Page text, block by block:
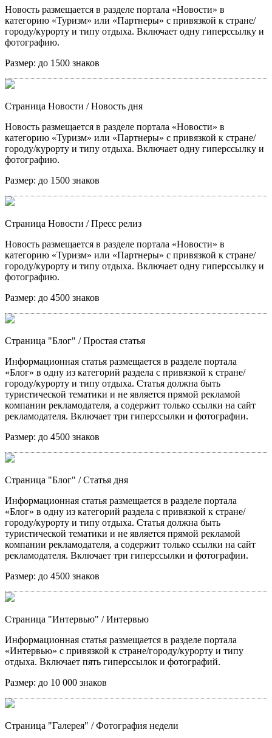
Новость размещается в разделе портала «Новости» в
категорию «Туризм» или «Партнеры» с привязкой к стране/
городу/курорту и типу отдыха. Включает одну гиперссылку и
фотографию.
Размер: до 1500 знаков
Страница Новости / Новость дня
Новость размещается в разделе портала «Новости» в
категорию «Туризм» или «Партнеры» с привязкой к стране/
городу/курорту и типу отдыха. Включает одну гиперссылку и
фотографию.
Размер: до 1500 знаков
Страница Новости / Пресс релиз
Новость размещается в разделе портала «Новости» в
категорию «Туризм» или «Партнеры» с привязкой к стране/
городу/курорту и типу отдыха. Включает одну гиперссылку и
фотографию.
Размер: до 4500 знаков
Страница "Блог" / Простая статья
Информационная статья размещается в разделе портала
«Блог» в одну из категорий раздела с привязкой к стране/
городу/курорту и типу отдыха. Статья должна быть
туристической тематики и не является прямой рекламой
компании рекламодателя, а содержит только ссылки на сайт
рекламодателя. Включает три гиперссылки и фотографии.
Размер: до 4500 знаков
Страница "Блог" / Статья дня
Информационная статья размещается в разделе портала
«Блог» в одну из категорий раздела с привязкой к стране/
городу/курорту и типу отдыха. Статья должна быть
туристической тематики и не является прямой рекламой
компании рекламодателя, а содержит только ссылки на сайт
рекламодателя. Включает три гиперссылки и фотографии.
Размер: до 4500 знаков
Страница "Интервью" / Интервью
Информационная статья размещается в разделе портала
«Интервью» с привязкой к стране/городу/курорту и типу
отдыха. Включает пять гиперссылок и фотографий.
Размер: до 10 000 знаков
Страница "Галерея" / Фотография недели